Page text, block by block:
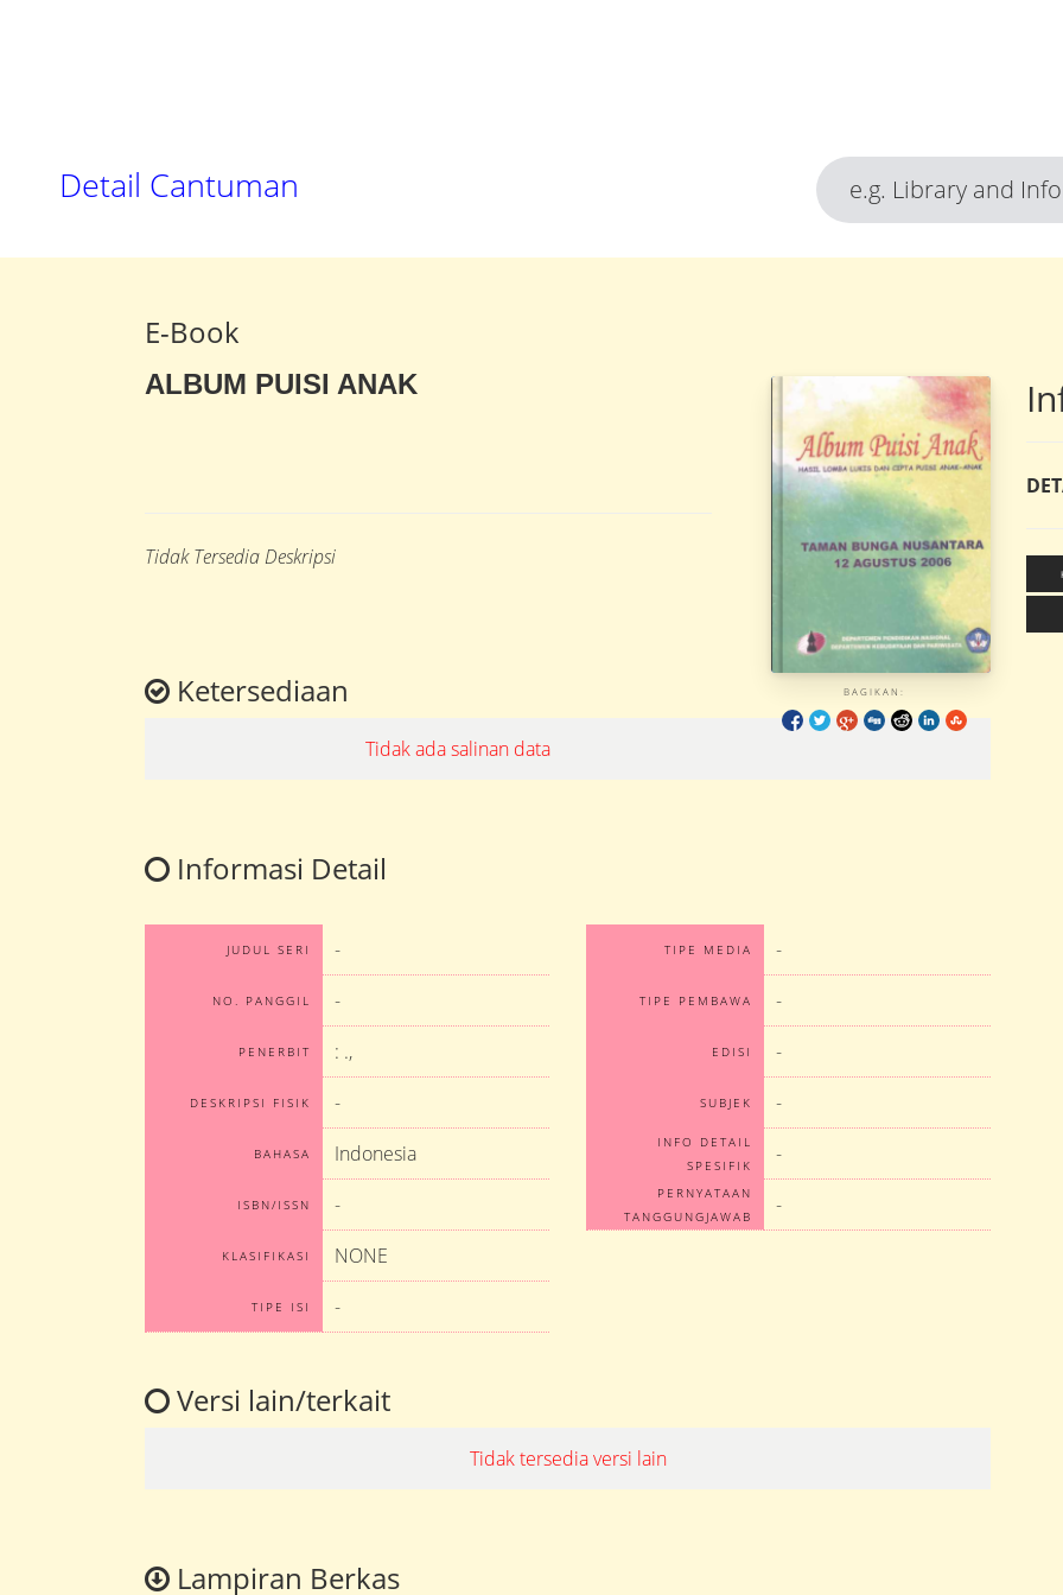
Detail Cantuman
E-Book
ALBUM PUISI ANAK
BAGIKAN:
Tidak Tersedia Deskripsi
Ketersediaan
Tidak ada salinan data
Informasi Detail
JUDUL SERI -
NO. PANGGIL -
PENERBIT : .,
DESKRIPSI FISIK -
BAHASA Indonesia
ISBN/ISSN -
KLASIFIKASI NONE
TIPE ISI -
TIPE MEDIA -
TIPE PEMBAWA -
EDISI -
SUBJEK -
INFO DETAIL
SPESIFIK
-
PERNYATAAN
TANGGUNGJAWAB
-
Versi lain/terkait
Tidak tersedia versi lain
Lampiran Berkas